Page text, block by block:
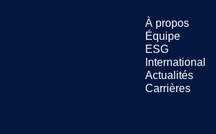
À propos
Équipe
ESG
International
Actualités
Carrières